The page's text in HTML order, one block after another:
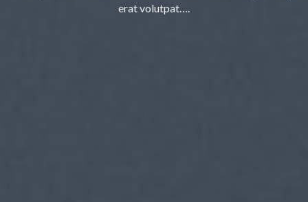
erat volutpat….